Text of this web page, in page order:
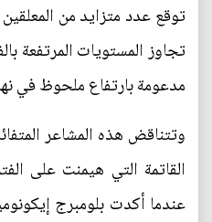
توقع عدد متزايد من
مدعومة بارتفاع ملحوظ في
وتتناقض هذه المشاعر
عندما أكدت بلومبرج